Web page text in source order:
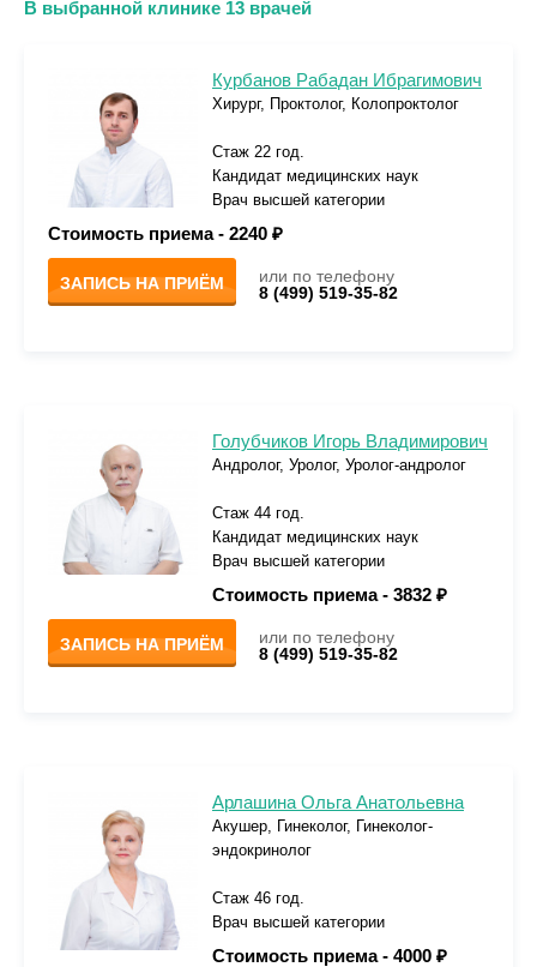
В выбранной клинике 13 врачей
Курбанов Рабадан Ибрагимович
Хирург, Проктолог, Колопроктолог
Стаж 22 год.
Кандидат медицинских наук
Врач высшей категории
Стоимость приема - 2240 ₽
ЗАПИСЬ НА ПРИЁМ
или по телефону
8 (499) 519-35-82
Голубчиков Игорь Владимирович
Андролог, Уролог, Уролог-андролог
Стаж 44 год.
Кандидат медицинских наук
Врач высшей категории
Стоимость приема - 3832 ₽
ЗАПИСЬ НА ПРИЁМ
или по телефону
8 (499) 519-35-82
Арлашина Ольга Анатольевна
Акушер, Гинеколог, Гинеколог-
эндокринолог
Стаж 46 год.
Врач высшей категории
Стоимость приема - 4000 ₽